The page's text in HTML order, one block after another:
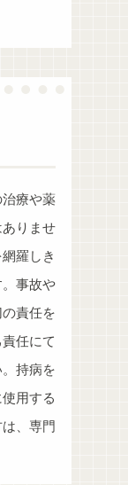
療や薬
りませ
羅しき
事故や
責任を
任にて
持病を
用する
、専門